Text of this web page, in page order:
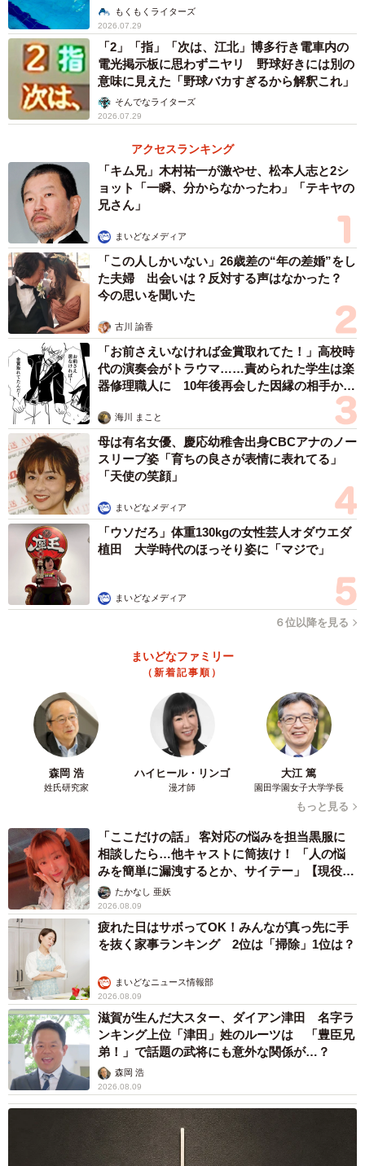
祉士が解説】
もくもくライターズ
2026.07.29
「2」「指」「次は、江北」博多行き電車内の
電光掲示板に思わずニヤリ 野球好きには別の
意味に見えた「野球バカすぎるから解釈これ」
そんでなライターズ
2026.07.29
アクセスランキング
「キム兄」木村祐一が激やせ、松本人志と2シ
ョット「一瞬、分からなかったわ」「テキヤの
兄さん」
まいどなメディア
「この人しかいない」26歳差の“年の差婚”をし
た夫婦 出会いは？反対する声はなかった？
今の思いを聞いた
古川 諭香
「お前さえいなければ金賞取れてた！」高校時
代の演奏会がトラウマ……責められた学生は楽
器修理職人に 10年後再会した因縁の相手から
海川 まこと
母は有名女優、慶応幼稚舎出身CBCアナのノー
スリーブ姿「育ちの良さが表情に表れてる」
「天使の笑顔」
まいどなメディア
「ウソだろ」体重130kgの女性芸人オダウエダ
植田 大学時代のほっそり姿に「マジで」
まいどなメディア
６位以降を見る
まいどなファミリー
（新着記事順）
森岡 浩
姓氏研究家
ハイヒール・リンゴ
漫才師
大江 篤
園田学園女子大学学長
もっと見る
「ここだけの話」 客対応の悩みを担当黒服に
相談したら…他キャストに筒抜け！ 「人の悩
みを簡単に漏洩するとか、サイテー」【現役キ
ャストに取材】
たかなし 亜妖
2026.08.09
疲れた日はサボってOK！みんなが真っ先に手
を抜く家事ランキング 2位は「掃除」1位は？
まいどなニュース情報部
2026.08.09
滋賀が生んだ大スター、ダイアン津田 名字ラ
ンキング上位「津田」姓のルーツは 「豊臣兄
弟！」で話題の武将にも意外な関係が…？
森岡 浩
2026.08.09